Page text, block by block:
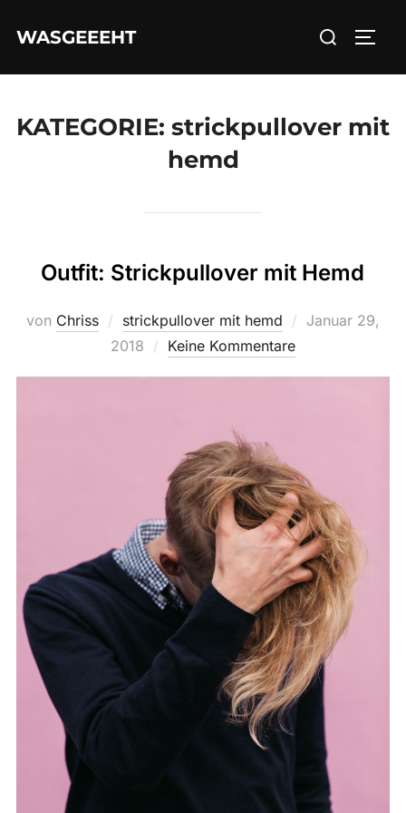
InhaltWASGEEEHT
Suchen
KATEGORIE: strickpullover mit
hemd
Outfit: Strickpullover mit Hemd
von Chriss strickpullover mit hemd
Veröffentlicht
Januar 29,
2018
Keine Kommentare